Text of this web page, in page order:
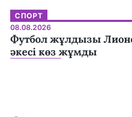
СПОРТ
08.08.2026
Футбол жұлдызы
әкесі көз жұмды